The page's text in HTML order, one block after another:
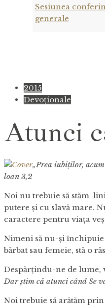
Sesiunea
generale
2015
Devoţionale
Atunci
„Prea iubiților,
loan 3,2
Noi nu trebuie să stăm
putere și cu slavă mare.
caractere pentru viața
Nimeni să nu-și
bărbat sau femeie, stă o
Despărțindu-ne de lume,
Darștim că atunci când Se
Noi trebuie să arătăm